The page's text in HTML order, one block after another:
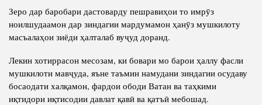
Зеро дар баробари дастоварду пешравиҳои то имрӯз
ноилшудаамон дар зиндагии мардумамон ҳанӯз мушкилоту
масъалаҳои зиёди ҳалталаб вуҷуд доранд.
Лекин хотиррасон месозам, ки бовари мо барои ҳаллу фасли
мушкилоти мавҷуда, яъне таъмин намудани зиндагии осудаву
босаодати халқамон, фардои ободи Ватан ва таҳкими
иқтидори иқтисодии давлат қавӣ ва қатъӣ мебошад.